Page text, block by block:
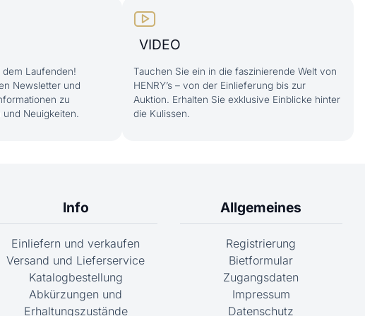
Laufenden!
Newsletter und
zu
Neuigkeiten.
VIDEO
Tauchen Sie ein in die faszinierende Welt von
HENRY’s – von der Einlieferung bis zur
Auktion. Erhalten Sie exklusive Einblicke hinter
die Kulissen.
Info
Einliefern und verkaufen
Versand und Lieferservice
Katalogbestellung
Abkürzungen und
Erhaltungszustände
Allgemeines
Registrierung
Bietformular
Zugangsdaten
Impressum
Datenschutz